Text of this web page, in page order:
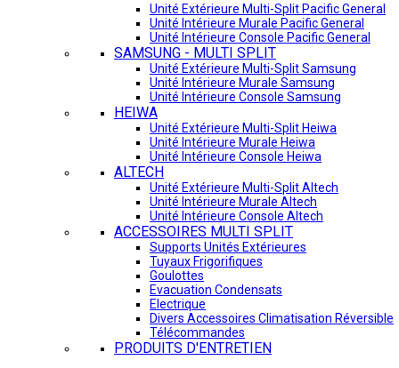
Unité Extérieure Multi-Split Pacific General
Unité Intérieure Murale Pacific General
Unité Intérieure Console Pacific General
SAMSUNG - MULTI SPLIT
Unité Extérieure Multi-Split Samsung
Unité Intérieure Murale Samsung
Unité Intérieure Console Samsung
HEIWA
Unité Extérieure Multi-Split Heiwa
Unité Intérieure Murale Heiwa
Unité Intérieure Console Heiwa
ALTECH
Unité Extérieure Multi-Split Altech
Unité Intérieure Murale Altech
Unité Intérieure Console Altech
ACCESSOIRES MULTI SPLIT
Supports Unités Extérieures
Tuyaux Frigorifiques
Goulottes
Evacuation Condensats
Electrique
Divers Accessoires Climatisation Réversible
Télécommandes
PRODUITS D'ENTRETIEN